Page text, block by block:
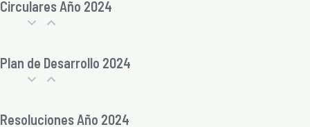
Circulares Año 2024
Plan de Desarrollo 2024
Resoluciones Año 2024